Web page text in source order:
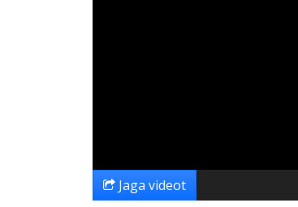
Jaga videot